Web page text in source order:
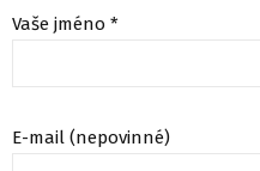
Vaše jméno *
E-mail (nepovinné)